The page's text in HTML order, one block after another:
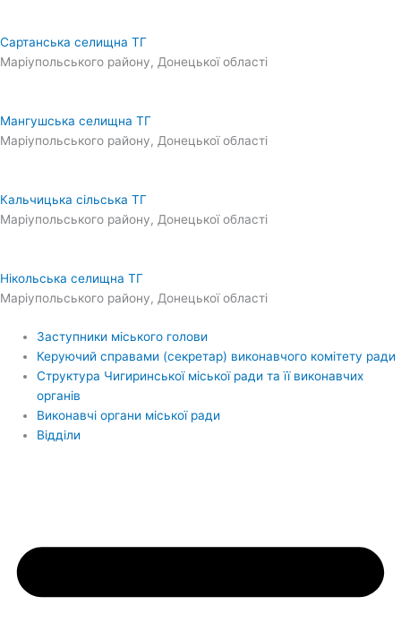
Сартанська селищна ТГ
Маріупольського району, Донецької області
Мангушська селищна ТГ
Маріупольського району, Донецької області
Кальчицька сільська ТГ
Маріупольського району, Донецької області
Нікольська селищна ТГ
Маріупольського району, Донецької області
Заступники міського голови
Керуючий справами (секретар) виконавчого комітету ради
Структура Чигиринської міської ради та її виконавчих
органів
Виконавчі органи міської ради
Відділи